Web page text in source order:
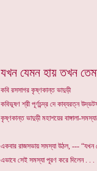
যখন যেমন হায় তখন
কবি রসসাগর কৃষ্ণকান্ত ভাদুড়ী
কবিভূষণ শ্রী পূর্ণচন্দ্র দে কাব্যরত্ন
কৃষ্ণকান্ত ভাদুড়ী মহাশয়ের বাঙ্গালা-
একবার রাজসভায় সমস্যা উঠল, ---
এভাবে সেই সমস্যা পূরণ করে দিলেন . . .